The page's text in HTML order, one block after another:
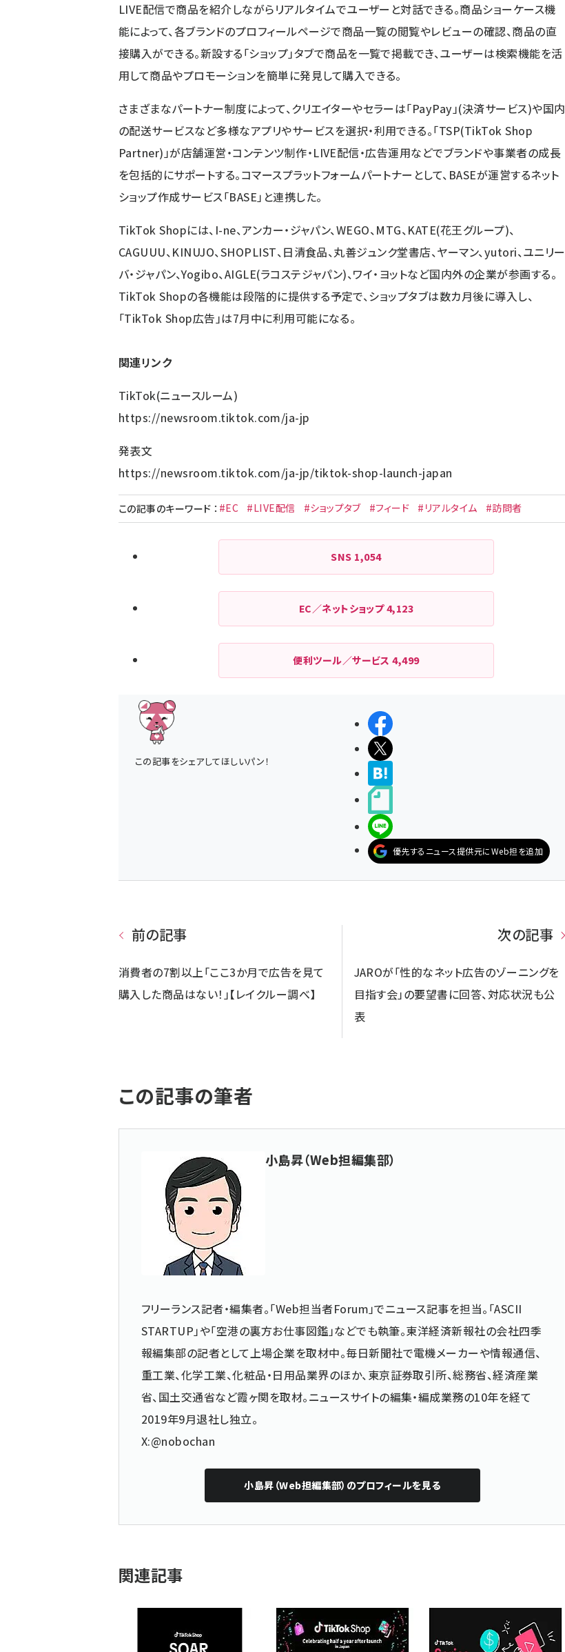
LIVE配信で商品を紹介しながらリアルタイムでユーザーと対話できる。商品ショーケース機
能によって、各ブランドのプロフィールページで商品一覧の閲覧やレビューの確認、商品の直
接購入ができる。新設する「ショップ」タブで商品を一覧で掲載でき、ユーザーは検索機能を活
用して商品やプロモーションを簡単に発見して購入できる。
さまざまなパートナー制度によって、クリエイターやセラーは「PayPay」(決済サービス)や国内
の配送サービスなど多様なアプリやサービスを選択・利用できる。「TSP(TikTok Shop
Partner)」が店舗運営・コンテンツ制作・LIVE配信・広告運用などでブランドや事業者の成長
を包括的にサポートする。コマースプラットフォームパートナーとして、BASEが運営するネット
ショップ作成サービス「BASE」と連携した。
TikTok Shopには、I-ne、アンカー・ジャパン、WEGO、MTG、KATE(花王グループ)、
CAGUUU、KINUJO、SHOPLIST、日清食品、丸善ジュンク堂書店、ヤーマン、yutori、ユニリー
バ・ジャパン、Yogibo、AIGLE(ラコステジャパン)、ワイ・ヨットなど国内外の企業が参画する。
TikTok Shopの各機能は段階的に提供する予定で、ショップタブは数カ月後に導入し、
「TikTok Shop広告」は7月中に利用可能になる。
関連リンク
TikTok(ニュースルーム)
https://newsroom.tiktok.com/ja-jp
発表文
https://newsroom.tiktok.com/ja-jp/tiktok-shop-launch-japan
この記事のキーワード ： #EC #LIVE配信 #ショップタブ #フィード #リアルタイム #訪問者
SNS 1,054
EC／ネットショップ4,123
便利ツール／サービス4,499
この記事をシェアしてほしいパン！
シェアする
ポストする
LINEで送る
優先するニュース提供元にWeb担を追加
前の記事
消費者の7割以上「ここ3か月で広告を見て
購入した商品はない！」【レイクルー調べ】
次の記事
JAROが「性的なネット広告のゾーニングを
目指す会」の要望書に回答、対応状況も公
表
この記事の筆者
小島昇（Web担編集部）
フリーランス記者・編集者。「Web担当者Forum」でニュース記事を担当。「ASCII
STARTUP」や「空港の裏方お仕事図鑑」などでも執筆。東洋経済新報社の会社四季
報編集部の記者として上場企業を取材中。毎日新聞社で電機メーカーや情報通信、
重工業、化学工業、化粧品・日用品業界のほか、東京証券取引所、総務省、経済産業
省、国土交通省など霞ヶ関を取材。ニュースサイトの編集・編成業務の10年を経て
2019年9月退社し独立。
X:@nobochan
小島昇（Web担編集部） のプロフィールを見る
関連記事